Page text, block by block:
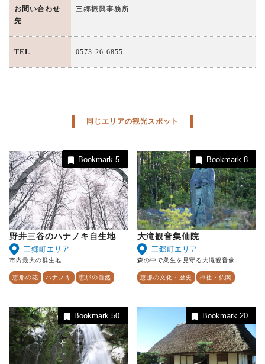
お問い合わせ
先
三郷振興事務所
TEL 0573-26-6855
同じエリアの観光スポット
野井三谷のハナノキ自生地
三郷町エリア
市内最大の群生地
恵那の花 ハナノキ 恵那の自然
Bookmark5
大滝観音集仙院
三郷町エリア
森の中で衆生を見守る大滝観音像
恵那の文化・歴史 神社・仏閣
Bookmark 8
Bookmark50 Bookmark 20